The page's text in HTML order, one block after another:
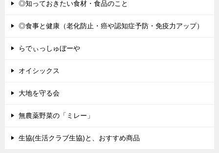
◎知っておきたい食材・食品のこと
◎食事と健康（老化防止・癌や認知症予防・免疫力アップ）
らでぃっしゅぼーや
オイシックス
大地を守る会
無農薬野菜の「ミレー」
生協(生活クラブ生協)と、おすすめ商品